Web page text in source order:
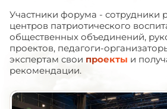
Участники форума - сотрудники
центров патриотического
общественных объединений,
проектов, педагоги-
экспертам свои проекты и
рекомендации.